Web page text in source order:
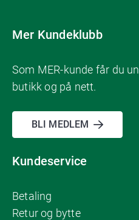
Mer Kundeklubb
Som MER-kunde får du
butikk og på nett.
BLI MEDLEM
Kundeservice
Betaling
Retur og bytte